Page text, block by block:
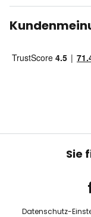
Sie
Datenschutz-